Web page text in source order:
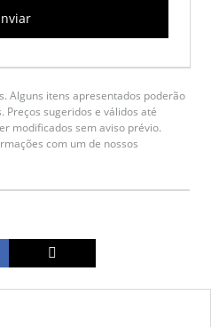
Alguns itens apresentados poderão
Preços sugeridos e válidos até
modificados sem aviso prévio.
com um de nossos